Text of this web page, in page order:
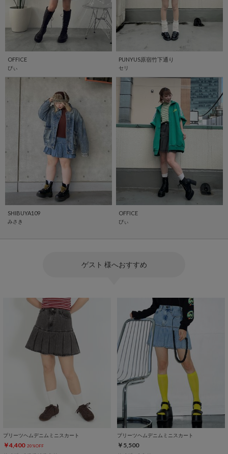
OFFICE
ぴぃ
PUNYUS原宿竹下通り
セリ
SHIBUYA109
みさき
OFFICE
ぴぃ
ゲスト 様へおすすめ
プリーツヘムデニムミニスカート
￥4,400 20%OFF
プリーツヘムデニムミニスカート
￥5,500